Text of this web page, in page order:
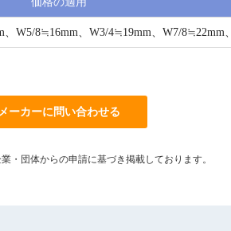
W5/8≒16mm、W3/4≒19mm、W7/8≒22mm
ーカーに問い合わせる
・団体からの申請に基づき掲載しております。